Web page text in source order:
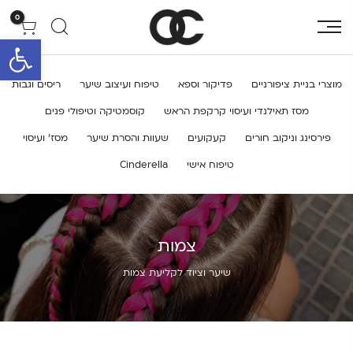
פתח
0
מוצרי בניית ציפורניים פדיקור וספא טיפוח ועיצוב שיער ריסים וגבות
מסז תאילנדי ועיסוי קרקפת הראש קוסמטיקה וטיפולי פנים
פירסינג וניקוב חורים קעקועים שעוות והסרת שיער מסז’ ועיסוי
טיפוח אישי Cinderella
צמות
שיער וציוד לקליעת צמות